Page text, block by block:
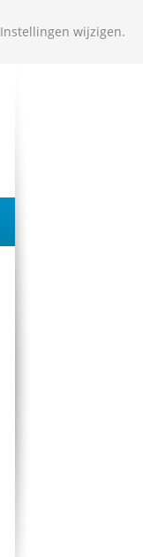
Instellingen wijzigen.